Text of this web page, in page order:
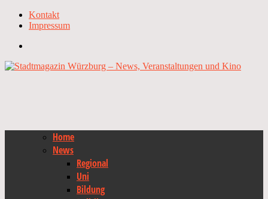
Kontakt
Impressum
Home
News
Regional
Uni
Bildung